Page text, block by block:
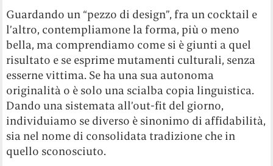
Guardando un “pezzo di design”, fra un cocktail e
l’altro, contempliamone la forma, più o meno
bella, ma comprendiamo come si è giunti a quel
risultato e se esprime mutamenti culturali, senza
esserne vittima. Se ha una sua autonoma
originalità o è solo una scialba copia linguistica.
Dando una sistemata all’out-fit del giorno,
individuiamo se diverso è sinonimo di affidabilità,
sia nel nome di consolidata tradizione che in
quello sconosciuto.